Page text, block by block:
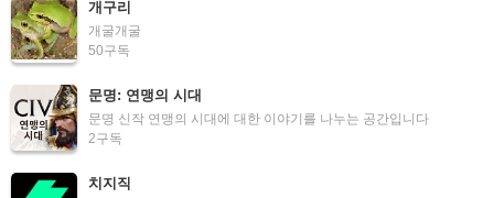
개구리
개굴개굴
50구독
문명: 연맹의 시대
문명 신작 연맹의 시대에 대한 이야기를 나누는 공간입니다
2구독
치지직